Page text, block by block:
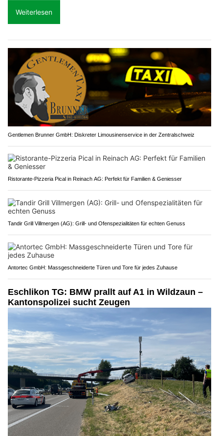
Weiterlesen
Gentlemen Brunner GmbH: Diskreter Limousinenservice in der Zentralschweiz
Ristorante-Pizzeria Pical in Reinach AG: Perfekt für Familien & Geniesser
Tandir Grill Villmergen (AG): Grill- und Ofenspezialitäten für echten Genuss
Antortec GmbH: Massgeschneiderte Türen und Tore für jedes Zuhause
Eschlikon TG: BMW prallt auf A1 in Wildzaun –
Kantonspolizei sucht Zeugen